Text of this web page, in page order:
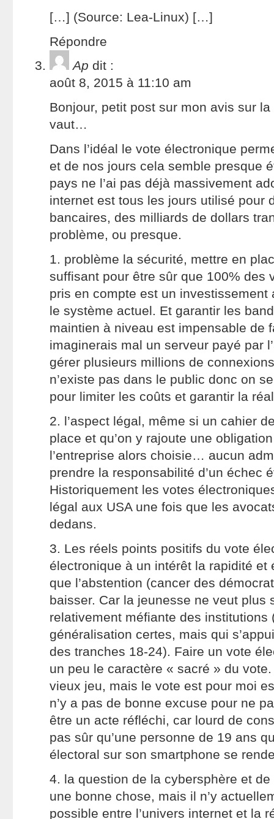
[…] (Source: Lea-Linux) […]
Répondre
Ap dit :
août 8, 2015 à 11:10 am
Bonjour, petit post sur mon avis sur la
vaut…
Dans l’idéal le vote électronique
et de nos jours cela semble presque
pays ne l’ai pas déjà massivement
internet est tous les jours utilisé pour
bancaires, des milliards de dollars
problème, ou presque.
1. problème la sécurité, mettre en
suffisant pour être sûr que 100% des
pris en compte est un investissement
le système actuel. Et garantir les
maintien à niveau est impensable de
imaginerais mal un serveur payé par
gérer plusieurs millions de
n’existe pas dans le public donc on
pour limiter les coûts et garantir la
2. l’aspect légal, même si un cahier
place et qu’on y rajoute une
l’entreprise alors choisie… aucun
prendre la responsabilité d’un échec
Historiquement les votes
légal aux USA une fois que les
dedans.
3. Les réels points positifs du vote
électronique à un intérêt la rapidité et
que l’abstention (cancer des
baisser. Car la jeunesse ne veut plus
relativement méfiante des institutions
généralisation certes, mais qui
des tranches 18-24). Faire un vote
un peu le caractère « sacré » du vote.
vieux jeu, mais le vote est pour moi
n’y a pas de bonne excuse pour ne
être un acte réfléchi, car lourd de
pas sûr qu’une personne de 19 ans
électoral sur son smartphone se
4. la question de la cybersphère et
une bonne chose, mais il n’y
possible entre l’univers internet et la